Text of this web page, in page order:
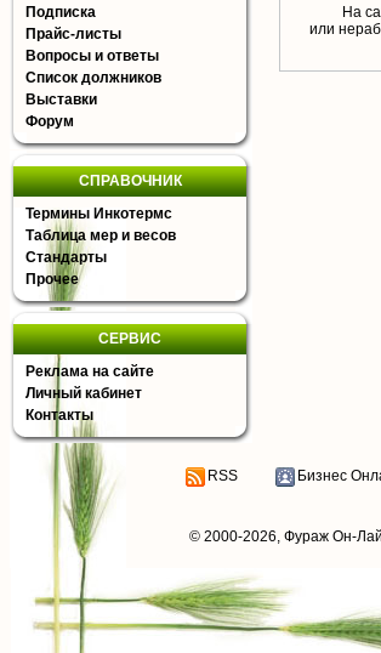
Подписка
Прайс-листы
Вопросы и ответы
Список должников
Выставки
Форум
СПРАВОЧНИК
Термины Инкотермс
Таблица мер и весов
Стандарты
Прочее
СЕРВИС
Реклама на сайте
Личный кабинет
Контакты
На
или
RSS Бизнес
© 2000-2026, Фураж Он-